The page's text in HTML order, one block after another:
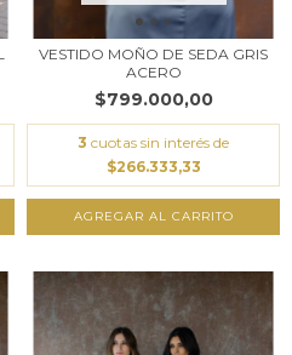
VESTIDO MOÑO DE SEDA GRIS
ACERO
$799.000,00
3 cuotas sin interés de
$266.333,33
AGREGAR AL CARRITO